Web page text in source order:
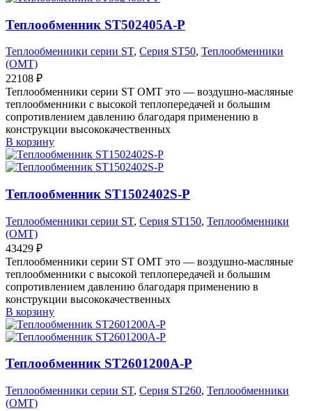
Теплообменник ST502405A-P
Теплообменники серии ST, Серия ST50, Теплообменники
(OMT)
22108 ₽
Теплообменники серии ST OMT это — воздушно-масляные
теплообменники с высокой теплопередачей и большим
сопротивлением давлению благодаря применению в
конструкции высококачественных
В корзину
Теплообменник ST1502402S-P
Теплообменники серии ST, Серия ST150, Теплообменники
(OMT)
43429 ₽
Теплообменники серии ST OMT это — воздушно-масляные
теплообменники с высокой теплопередачей и большим
сопротивлением давлению благодаря применению в
конструкции высококачественных
В корзину
Теплообменник ST2601200A-P
Теплообменники серии ST, Серия ST260, Теплообменники
(OMT)